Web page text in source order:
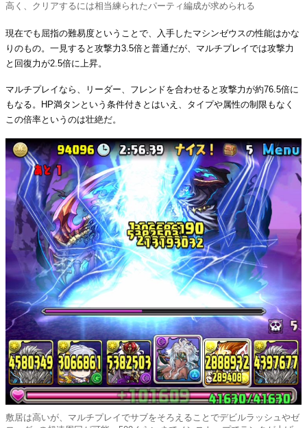
高く、クリアするには相当練られたパーティ編成が求められる
現在でも屈指の難易度ということで、入手したマシンゼウスの性能はかな
りのもの。一見すると攻撃力3.5倍と普通だが、マルチプレイでは攻撃力
と回復力が2.5倍に上昇。
マルチプレイなら、リーダー、フレンドを合わせると攻撃力が約76.5倍に
もなる。HP満タンという条件付きとはいえ、タイプや属性の制限もなく
この倍率というのは壮絶だ。
敷居は高いが、マルチプレイでサブをそろえることでデビルラッシュやゼ